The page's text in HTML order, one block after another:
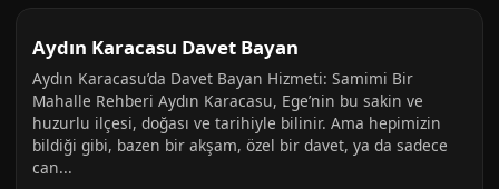
Aydın Karacasu Davet Bayan
Aydın Karacasu’da Davet Bayan Hizmeti: Samimi Bir
Mahalle Rehberi Aydın Karacasu, Ege’nin bu sakin ve
huzurlu ilçesi, doğası ve tarihiyle bilinir. Ama hepimizin
bildiği gibi, bazen bir akşam, özel bir davet, ya da sadece
can...